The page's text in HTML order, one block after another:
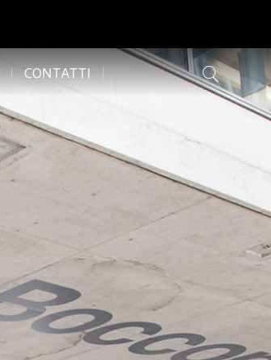
CONTATTI